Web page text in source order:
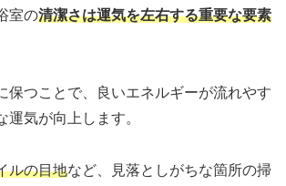
室の清潔さは運気を左右する重要な要素
保つことで、良いエネルギーが流れやす
運気が向上します。
ルの目地など、見落としがちな箇所の掃